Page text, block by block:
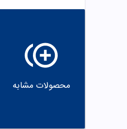
محصولات مشابه